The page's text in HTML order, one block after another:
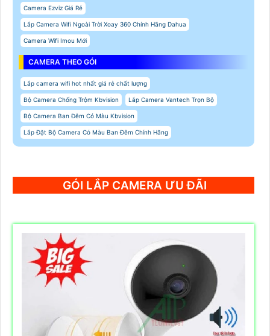
Camera Ezviz Giá Rẻ
Lắp Camera Wifi Ngoài Trời Xoay 360 Chính Hãng Dahua
Camera Wifi Imou Mới
CAMERA THEO GÓI
Lắp camera wifi hot nhất giá rẻ chất lượng
Bộ Camera Chống Trộm Kbvision Lắp Camera Vantech Trọn Bộ
Bộ Camera Ban Đêm Có Màu Kbvision
Lắp Đặt Bộ Camera Có Màu Ban Đêm Chính Hãng
GÓI LẮP CAMERA ƯU ĐÃI